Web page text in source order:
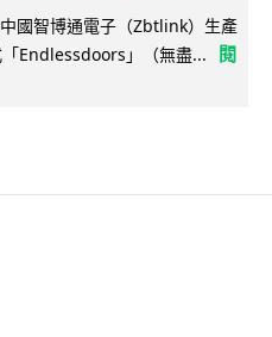
國智博通電子（Zbtlink）生產
Endlessdoors」（無盡...
閱